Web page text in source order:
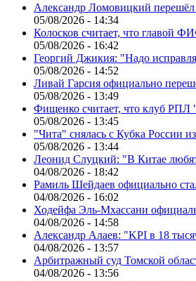
Александр Ломовицкий
05/08/2026 - 14:34
Колосков считает, что главой
05/08/2026 - 16:42
Георгий Джикия: "Надо
05/08/2026 - 14:52
Ливай Гарсия официально
05/08/2026 - 13:49
Фищенко считает, что клуб РПЛ
05/08/2026 - 13:45
"Чита" снялась с Кубка России
05/08/2026 - 13:44
Леонид Слуцкий: "В Китае
04/08/2026 - 18:42
Рамиль Шейдаев официально
04/08/2026 - 16:02
Ходейфа Эль-Мхассани
04/08/2026 - 14:58
Александр Алаев: "KPI в 18
04/08/2026 - 13:57
Арбитражный суд Томской
04/08/2026 - 13:56